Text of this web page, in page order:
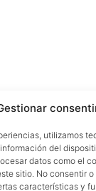
utilizamos
del
datos como el
sitio. No consentir
características y